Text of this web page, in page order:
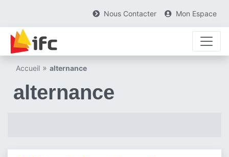
Aller au contenu principal
Skip to footer content
Nous Contacter Mon Espace
Accueil » alternance
alternance